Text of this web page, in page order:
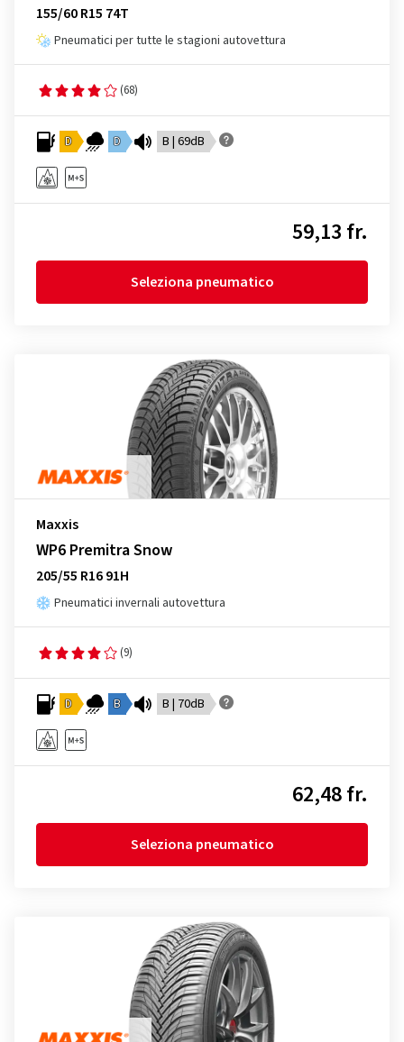
155/60 R15 74T
Pneumatici per tutte le stagioni autovettura
(68)
D D B | 69dB
59,13 fr.
Seleziona pneumatico
Maxxis
WP6 Premitra Snow
205/55 R16 91H
Pneumatici invernali autovettura
(9)
D B B | 70dB
62,48 fr.
Seleziona pneumatico